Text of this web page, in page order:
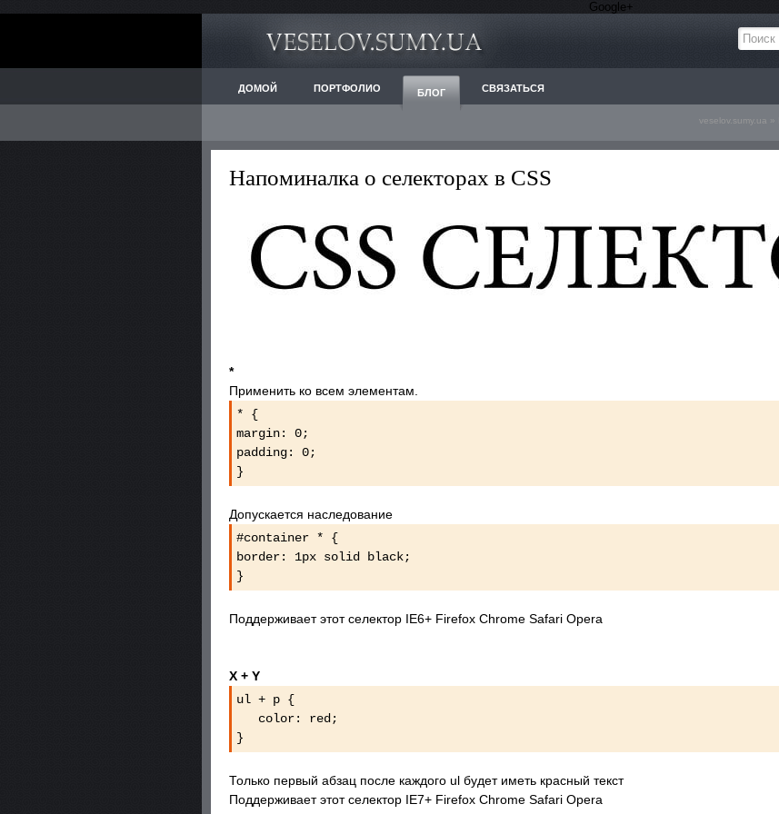
Google+
ДОМОЙ ПОРТФОЛИО БЛОГ СВЯЗАТЬСЯ
veselov.sumy.ua »
Напоминалка о селекторах в CSS
*
Применить ко всем элементам.
* {
margin: 0;
padding: 0;
}
Допускается наследование
#container * {
border: 1px solid black;
}
Поддерживает этот селектор IE6+ Firefox Chrome Safari Opera
X + Y
ul + p {
color: red;
}
Только первый абзац после каждого ul будет иметь красный текст
Поддерживает этот селектор IE7+ Firefox Chrome Safari Opera